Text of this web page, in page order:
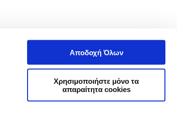
Αποδοχή Όλων
Χρησιμοποιήστε μόνο τα
απαραίτητα cookies